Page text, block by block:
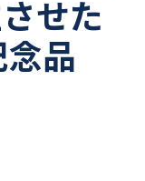
せた
品